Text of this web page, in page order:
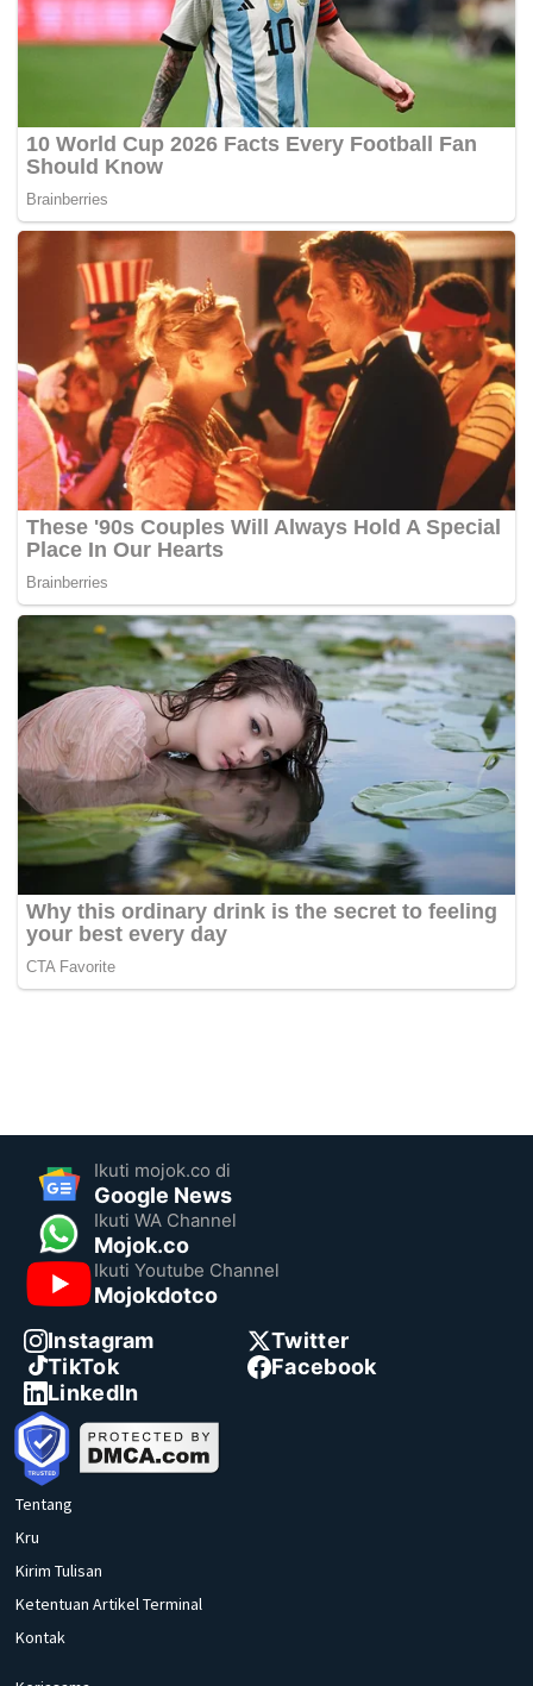
Ikuti mojok.co di
Google News
Ikuti WA Channel
Mojok.co
Ikuti Youtube Channel
Mojokdotco
Instagram
Twitter
TikTok
Facebook
LinkedIn
Tentang
Kru
Kirim Tulisan
Ketentuan Artikel Terminal
Kontak